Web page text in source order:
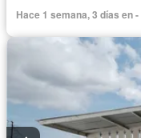
Cuarto de servicio
Hace 1 semana, 3 días en